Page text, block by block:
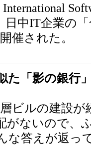
日中IT企業の
催された。
た「影の銀行
ビルの建設
がないので、
な答えが返っ